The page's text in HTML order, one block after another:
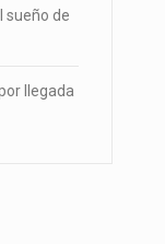
sueño de
llegada